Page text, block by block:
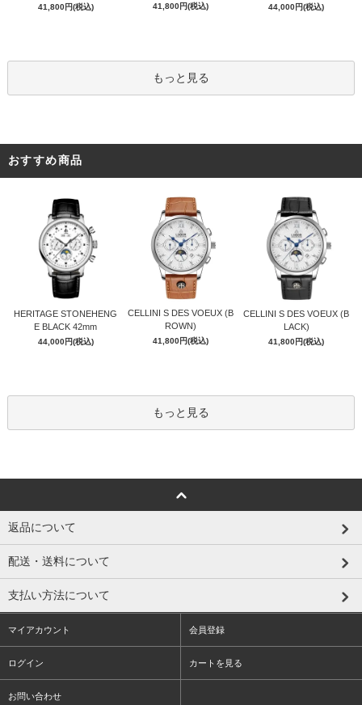
41,800円(税込) 41,800円(税込) 44,000円(税込)
もっと見る
おすすめ商品
HERITAGE STONEHENG
E BLACK 42mm
44,000円(税込)
CELLINI S DES VOEUX (B
ROWN)
41,800円(税込)
CELLINI S DES VOEUX (B
LACK)
41,800円(税込)
もっと見る
返品について
配送・送料について
支払い方法について
マイアカウント 会員登録
ログイン カートを見る
お問い合わせ